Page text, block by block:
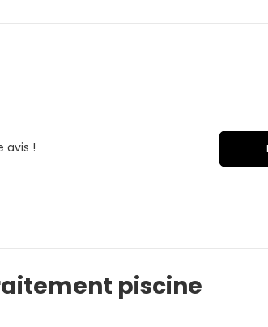
avis !
piscine